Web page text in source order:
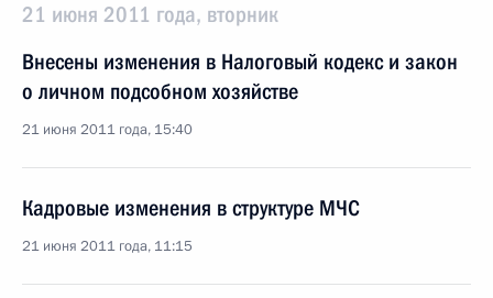
21 июня 2011 года, вторник
Внесены изменения в Налоговый кодекс и закон
о личном подсобном хозяйстве
21 июня 2011 года, 15:40
Кадровые изменения в структуре МЧС
21 июня 2011 года, 11:15